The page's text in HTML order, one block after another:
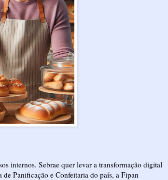
internos. Sebrae quer levar a transformação digital
de Panificação e Confeitaria do país, a Fipan